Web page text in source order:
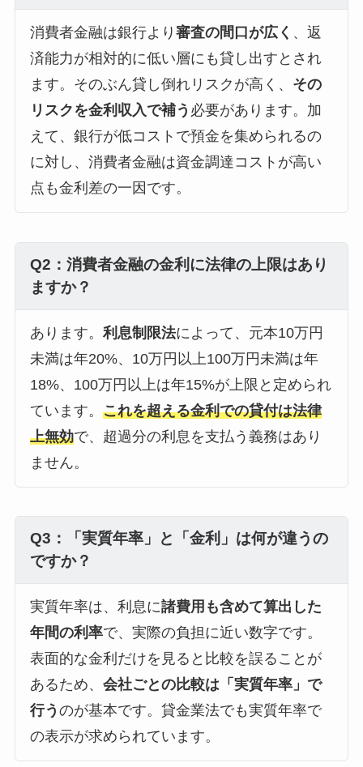
消費者金融は銀行より 審査の間口が広く 、返
済能力が相対的に低い層にも貸し出すとされ
ます。そのぶん貸し倒れリスクが高く、 その
リスクを金利収入で補う 必要があります。加
えて、銀行が低コストで預金を集められるの
に対し、消費者金融は資金調達コストが高い
点も金利差の一因です。
Q2：消費者金融の金利に法律の上限はあり
ますか？
あります。 利息制限法によって、元本10万円
未満は年20%、10万円以上100万円未満は年
18%、100万円以上は年15%が上限と定められ
ています。 これを超える金利での貸付は法律
上無効で、超過分の利息を支払う義務はあり
ません。
Q3：「実質年率」と「金利」は何が違うの
ですか？
実質年率は、利息に諸費用も含めて算出した
年間の利率で、実際の負担に近い数字です。
表面的な金利だけを見ると比較を誤ることが
あるため、 会社ごとの比較は「実質年率」で
行う のが基本です。貸金業法でも実質年率で
の表示が求められています。